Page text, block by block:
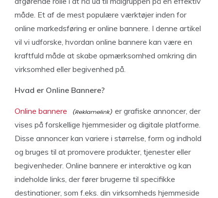
måde. Et af de mest populære værktøjer inden for
online markedsføring er online bannere. I denne artikel
vil vi udforske, hvordan online bannere kan være en
kraftfuld måde at skabe opmærksomhed omkring din
virksomhed eller begivenhed på.
Hvad er Online Bannere?
Online bannere
er grafiske annoncer, der
vises på forskellige hjemmesider og digitale platforme.
Disse annoncer kan variere i størrelse, form og indhold
og bruges til at promovere produkter, tjenester eller
begivenheder. Online bannere er interaktive og kan
indeholde links, der fører brugerne til specifikke
destinationer, som f.eks. din virksomheds hjemmeside